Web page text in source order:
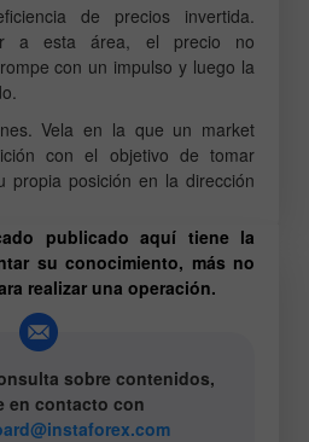
de precios invertida.
a esta área, el precio no
con un impulso y luego la
Vela en la que un market
con el objetivo de tomar
propia posición en la dirección
publicado aquí tiene la
su conocimiento, más no
realizar una operación.
sobre contenidos,
en contacto con